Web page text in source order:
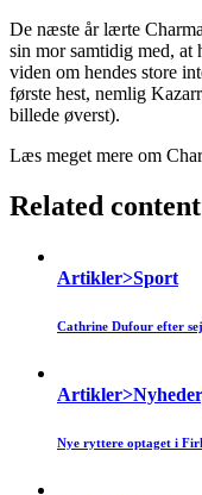
De næste år lærte
sin mor samtidig med, at
viden om hendes store
første hest, nemlig
billede øverst).
Læs meget mere om
Related content
Artikler>Sport
Cathrine Dufour efter
Nye ryttere optaget i